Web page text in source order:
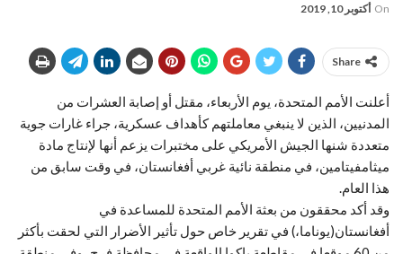
On أكتوبر 10, 2019
Share
أعلنت الأمم المتحدة، يوم الأربعاء، مقتل أو إصابة العشرات من
المدنيين، الذين لا ينبغي معاملتهم كأهداف عسكرية، جراء غارات جوية
متعددة شنها الجيش الأمريكي على مختبرات يزعم أنها لإنتاج مادة
ميثامفيتامين، في منطقة نائية غربي أفغانستان، في وقت سابق من
هذا العام.
وقد أكد محققون من بعثة الأمم المتحدة للمساعدة في
أفغانستان(يوناما،) في تقرير خاص حول تأثير الأضرار التي لحقت بأكثر